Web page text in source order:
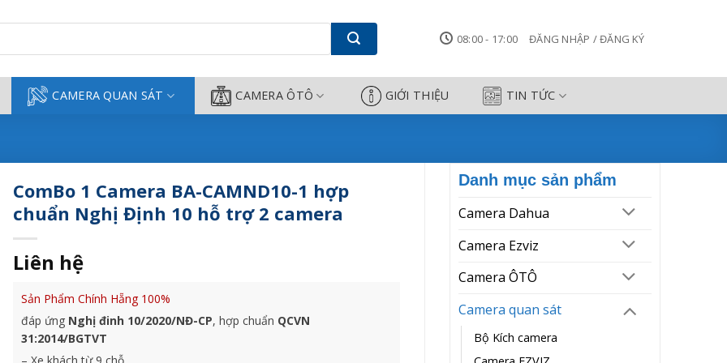
chuẩn Nghị Định 10 hỗ trợ 2 camera - Camera Công Thành
08:00 - 17:00 ĐĂNG NHẬP / ĐĂNG KÝ
CAMERA QUAN SÁT CAMERA ÔTÔ GIỚI THIỆU TIN TỨC
Danh mục sản phẩm
Camera Dahua
Camera Ezviz
Camera ÔTÔ
Camera quan sát
Bộ Kích camera
ComBo 1 Camera BA-CAMND10-1 hợp
chuẩn Nghị Định 10 hỗ trợ 2 camera
Liên hệ
Sản Phẩm Chính Hẵng 100%
đáp ứng Nghị đinh 10/2020/NĐ-CP, hợp chuẩn QCVN
31:2014/BGTVT